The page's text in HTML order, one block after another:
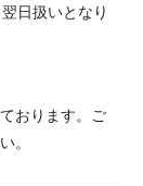
日扱いとなり
おります。ご
。